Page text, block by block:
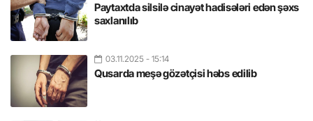
Paytaxtda silsilə cinayət hadisələri edən şəxs
saxlanılıb
03.11.2025 - 15:14
Qusarda meşə gözətçisi həbs edilib